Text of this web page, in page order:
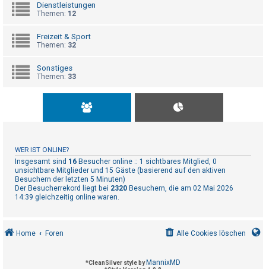
t
i
r
e
n
b
e
a
w
Dienstleistungen
Themen: 12
Freizeit & Sport
Themen: 32
Sonstiges
Themen: 33
WER IST ONLINE?
Insgesamt sind 16 Besucher online :: 1 sichtbares Mitglied, 0
unsichtbare Mitglieder und 15 Gäste (basierend auf den aktiven
Besuchern der letzten 5 Minuten)
Der Besucherrekord liegt bei 2320 Besuchern, die am 02 Mai 2026
14:39 gleichzeitig online waren.
Home Foren Alle Cookies löschen
*CleanSilver style by MannixMD